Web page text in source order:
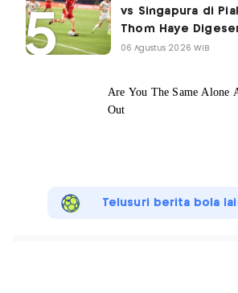
vs Singapura di
Thom Haye
06 Agustus 2026 WIB
Telusuri berita bola